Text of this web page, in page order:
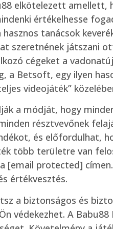
elkötelezett
értékelhesse
tanácsok
szeretnének játszani
cégeket a
Betsoft, egy ilyen
videojáték”
a módját, hogy
résztvevőnek
és előfordulhat,
több területre van
[email protected]
értékvesztés.
a biztonságos és
védekezhet. A